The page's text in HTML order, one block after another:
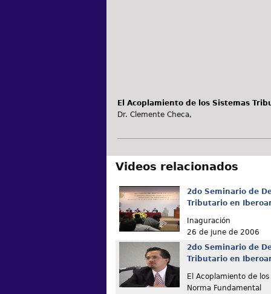
El Acoplamiento de los Sistemas
Dr. Clemente Checa,
Videos relacionados
2do Seminario de
Tributario en
Inaguración
26 de june de 2006
2do Seminario de
Tributario en
El Acoplamiento de
Norma Fundamental